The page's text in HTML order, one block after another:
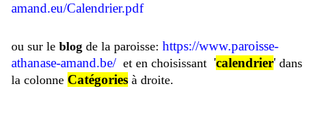
amand.eu/Calendrier.pdf
ou sur le blog de la paroisse: https://www.paroisse-
athanase-amand.be/ et en choisissant 'calendrier' dans
la colonne Catégories à droite.